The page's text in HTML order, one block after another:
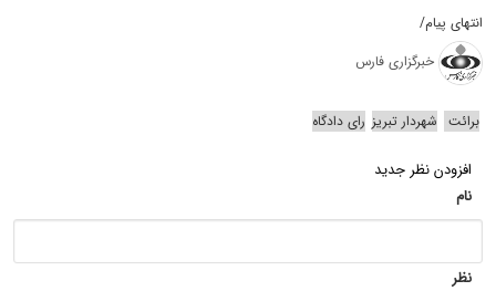
انتهای پیام/
خبرگزاری فارس
برائت شهردار تبریز رای دادگاه
افزودن نظر جدید
نام
نظر